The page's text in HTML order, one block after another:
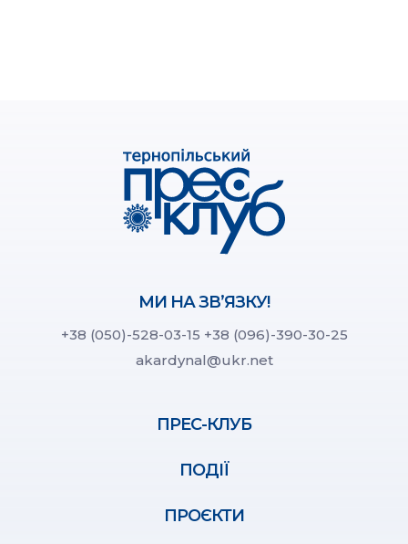
МИ НА ЗВ’ЯЗКУ!
+38 (050)-528-03-15 +38 (096)-390-30-25
akardynal@ukr.net
ПРЕС-КЛУБ
ПОДІЇ
ПРОЄКТИ